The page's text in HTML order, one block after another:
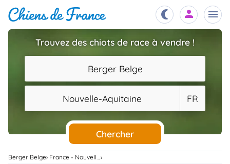
Chiots
Éleveurs
Étalons
Chiens
Trouvez des chiots de race à vendre !
Berger Belge
Nouvelle-Aquitaine FR
Chercher
Berger Belge France - Nouvelle-Aquitaine